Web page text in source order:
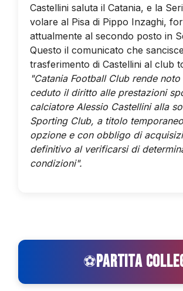
Castellini saluta il Catania, e la
volare al Pisa di Pippo Inzaghi,
attualmente al secondo posto in
Questo il comunicato che
trasferimento di Castellini al club
"Catania Football Club rende
ceduto il diritto alle prestazioni
calciatore Alessio Castellini alla
Sporting Club, a titolo
opzione e con obbligo di
definitivo al verificarsi di
condizioni".
⚽PARTITA